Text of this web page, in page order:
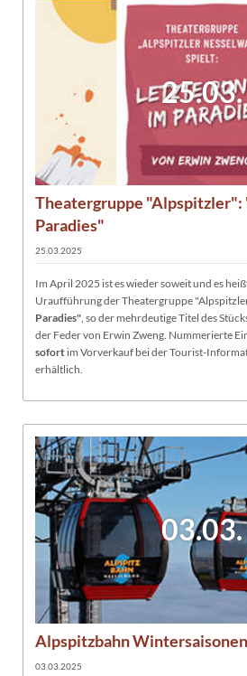
25.03.
Theatergruppe "Alpspitzler":
Paradies"
25.03.2025
Im April 2025 ist es wieder soweit und es
Uraufführung der Theatergruppe
Paradies" , so der mehrdeutige Titel des
der Feder von Erwin Zweng. Nummerierte
sofort im Vorverkauf bei der Tourist-
erhältlich.
03.03.
Alpspitzbahn
03.03.2025